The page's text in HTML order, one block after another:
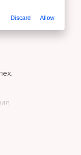
груз
Discard Allow